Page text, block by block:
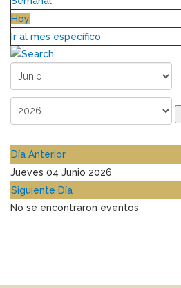
Hoy
Ir al mes específico
Día Anterior
Jueves 04 Junio 2026
Siguiente Día
No se encontraron eventos